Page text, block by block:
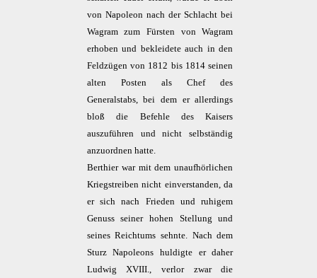
von Napoleon nach der Schlacht bei
Wagram zum Fürsten von Wagram
erhoben und bekleidete auch in den
Feldzügen von 1812 bis 1814 seinen
alten Posten als Chef des
Generalstabs, bei dem er allerdings
bloß die Befehle des Kaisers
auszuführen und nicht selbständig
anzuordnen hatte.
Berthier war mit dem unaufhörlichen
Kriegstreiben nicht einverstanden, da
er sich nach Frieden und ruhigem
Genuss seiner hohen Stellung und
seines Reichtums sehnte. Nach dem
Sturz Napoleons huldigte er daher
Ludwig XVIII., verlor zwar die